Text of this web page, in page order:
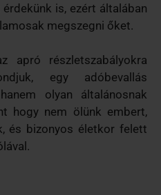
is, ezért általában
megszegni őket.
részletszabályokra
egy adóbevallás
olyan általánosnak
hogy nem ölünk embert,
és bizonyos életkor felett